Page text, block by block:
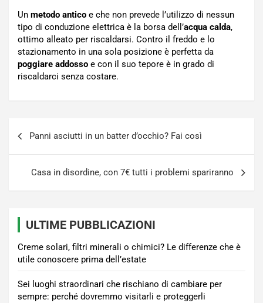
Un metodo antico e che non prevede l’utilizzo di nessun
tipo di conduzione elettrica è la borsa dell’acqua calda,
ottimo alleato per riscaldarsi. Contro il freddo e lo
stazionamento in una sola posizione è perfetta da
poggiare addosso e con il suo tepore è in grado di
riscaldarci senza costare.
Panni asciutti in un batter d’occhio? Fai così
Casa in disordine, con 7€ tutti i problemi spariranno
ULTIME PUBBLICAZIONI
Creme solari, filtri minerali o chimici? Le differenze che è
utile conoscere prima dell’estate
Sei luoghi straordinari che rischiano di cambiare per
sempre: perché dovremmo visitarli e proteggerli